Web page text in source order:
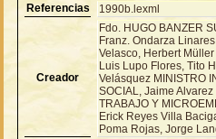
Referencias
1990b.lexml
Creador
Fdo. HUGO BANZER
Franz. Ondarza
Velasco, Herbert
Luis Lupo Flores, Tito
Velásquez MINISTRO
SOCIAL, Jaime
TRABAJO Y
Erick Reyes Villa
Poma Rojas, Jorge